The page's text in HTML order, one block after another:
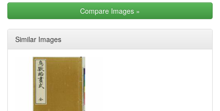
Compare Images »
Similar Images